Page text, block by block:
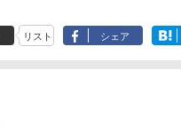
リスト シェア